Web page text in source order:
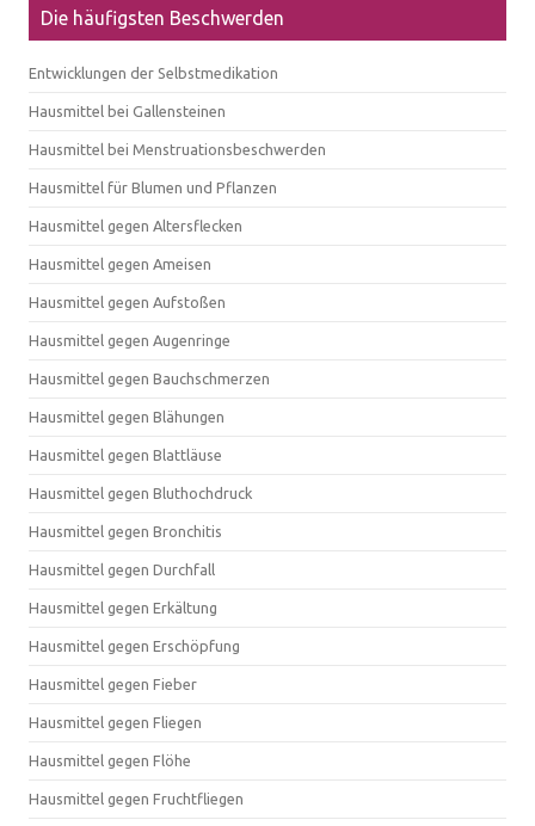
Die häufigsten Beschwerden
Entwicklungen der Selbstmedikation
Hausmittel bei Gallensteinen
Hausmittel bei Menstruationsbeschwerden
Hausmittel für Blumen und Pflanzen
Hausmittel gegen Altersflecken
Hausmittel gegen Ameisen
Hausmittel gegen Aufstoßen
Hausmittel gegen Augenringe
Hausmittel gegen Bauchschmerzen
Hausmittel gegen Blähungen
Hausmittel gegen Blattläuse
Hausmittel gegen Bluthochdruck
Hausmittel gegen Bronchitis
Hausmittel gegen Durchfall
Hausmittel gegen Erkältung
Hausmittel gegen Erschöpfung
Hausmittel gegen Fieber
Hausmittel gegen Fliegen
Hausmittel gegen Flöhe
Hausmittel gegen Fruchtfliegen